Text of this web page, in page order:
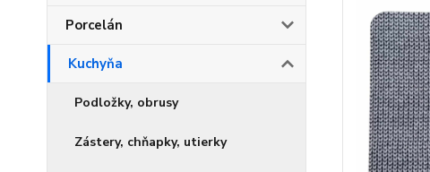
Porcelán
Kuchyňa
Podložky, obrusy
Zástery, chňapky, utierky